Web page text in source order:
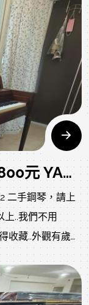
明、照片及影
方資訊，請閱
日本原木古典小琴 只要48800元 YAMAHA S2 二手鋼琴 只要不是完美主義者，觀賞性大於實用性需求，此台首選!
二手鋼琴，請上
..我們不用
藏..外觀有歲月
，請來現場確認
片及影片是我們
古車，車行都整